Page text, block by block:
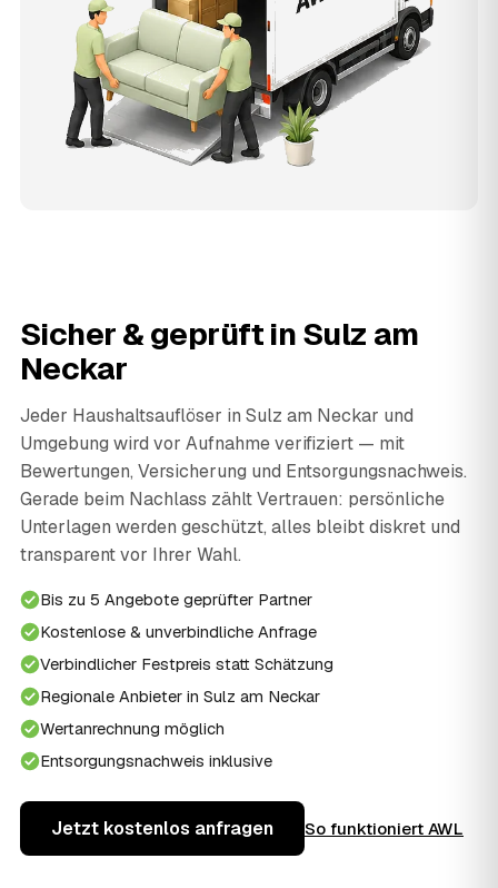
Sicher & geprüft in Sulz am
Neckar
Jeder Haushaltsauflöser in Sulz am Neckar und
Umgebung wird vor Aufnahme verifiziert — mit
Bewertungen, Versicherung und Entsorgungsnachweis.
Gerade beim Nachlass zählt Vertrauen: persönliche
Unterlagen werden geschützt, alles bleibt diskret und
transparent vor Ihrer Wahl.
Bis zu 5 Angebote geprüfter Partner
Kostenlose & unverbindliche Anfrage
Verbindlicher Festpreis statt Schätzung
Regionale Anbieter in Sulz am Neckar
Wertanrechnung möglich
Entsorgungsnachweis inklusive
Jetzt kostenlos anfragen So funktioniert AWL